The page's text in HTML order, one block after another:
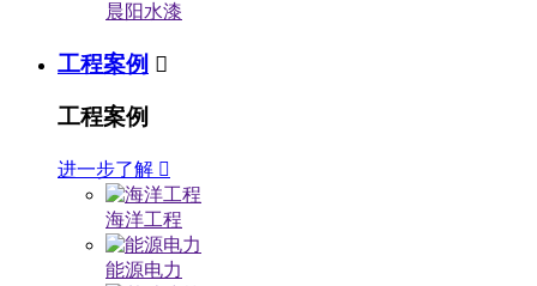
晨阳水漆
工程案例 
工程案例
进一步了解 
海洋工程
能源电力